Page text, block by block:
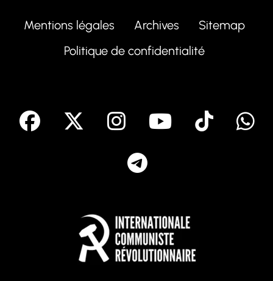
Mentions légales Archives
Sitemap
Politique de confidentialité
facebook Instagram
Youtube
Tik